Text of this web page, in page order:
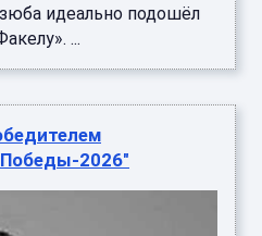
идеально подошёл
...
Победы-2026"